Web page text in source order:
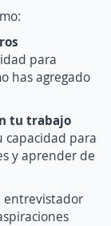
para
has agregado
tu trabajo
capacidad para
y aprender de
entrevistador